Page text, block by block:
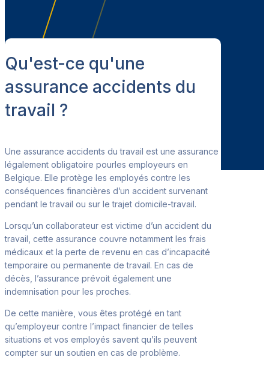
Qu'est-ce qu'une
assurance accidents du
travail ?
Une assurance accidents du travail est une assurance
légalement obligatoire pourles employeurs en
Belgique. Elle protège les employés contre les
conséquences financières d’un accident survenant
pendant le travail ou sur le trajet domicile-travail.
Lorsqu’un collaborateur est victime d’un accident du
travail, cette assurance couvre notamment les frais
médicaux et la perte de revenu en cas d’incapacité
temporaire ou permanente de travail. En cas de
décès, l’assurance prévoit également une
indemnisation pour les proches.
De cette manière, vous êtes protégé en tant
qu’employeur contre l’impact financier de telles
situations et vos employés savent qu’ils peuvent
compter sur un soutien en cas de problème.